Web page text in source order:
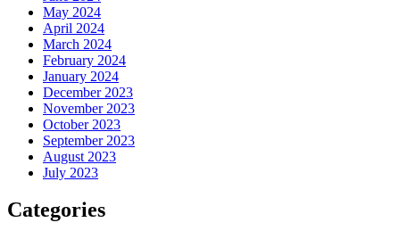
May 2024
April 2024
March 2024
February 2024
January 2024
December 2023
November 2023
October 2023
September 2023
August 2023
July 2023
Categories